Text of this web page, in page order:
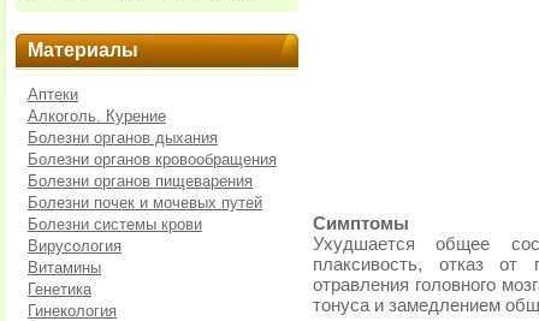
Материалы
Аптеки
Алкоголь. Курение
Болезни органов дыхания
Болезни органов кровообращения
Болезни органов пищеварения
Болезни почек и мочевых путей
Болезни системы крови
Вирусология
Витамины
Генетика
Гинекология
Симптомы
Ухудшается общее
плаксивость, отказ от
отравления головного
тонуса и замедлением